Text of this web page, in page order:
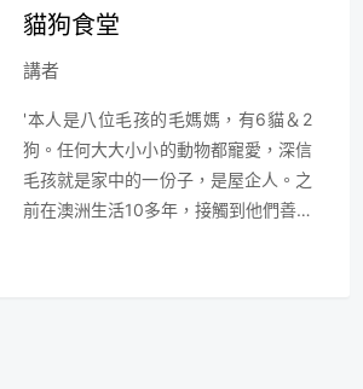
貓狗食堂
講者
'本人是八位毛孩的毛媽媽，有6貓＆2
狗。任何大大小小的動物都寵愛，深信
毛孩就是家中的一份子，是屋企人。之
前在澳洲生活10多年，接觸到他們善待